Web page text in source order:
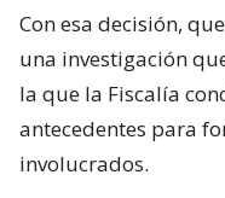
Con esa decisión,
una investigación
la que la Fiscalía
antecedentes para
involucrados.